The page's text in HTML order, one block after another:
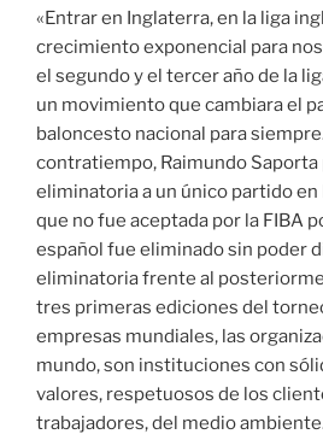
«Entrar en Inglaterra, en la liga
crecimiento exponencial para
el segundo y el tercer año de la
un movimiento que cambiara el
baloncesto nacional para
contratiempo, Raimundo Saporta
eliminatoria a un único partido
que no fue aceptada por la FIBA
español fue eliminado sin poder
eliminatoria frente al
tres primeras ediciones del
empresas mundiales, las
mundo, son instituciones con
valores, respetuosos de los
trabajadores, del medio